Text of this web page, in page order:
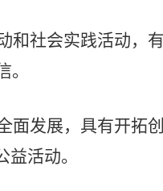
和社会实践活动，
面发展，具有开拓
活动。